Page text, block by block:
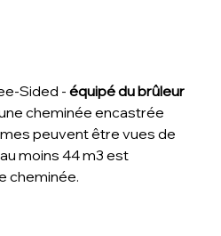
Sided -équipé du brûleur
cheminée encastrée
peuvent être vues de
moins 44 m3 est
cheminée.